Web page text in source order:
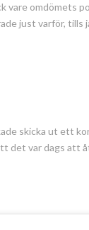
vare omdömets
just varför, tills
skicka ut ett
det var dags att